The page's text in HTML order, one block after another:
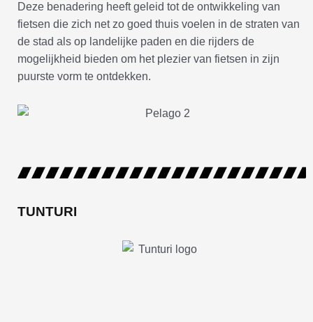
Deze benadering heeft geleid tot de ontwikkeling van
fietsen die zich net zo goed thuis voelen in de straten van
de stad als op landelijke paden en die rijders de
mogelijkheid bieden om het plezier van fietsen in zijn
puurste vorm te ontdekken.
TUNTURI